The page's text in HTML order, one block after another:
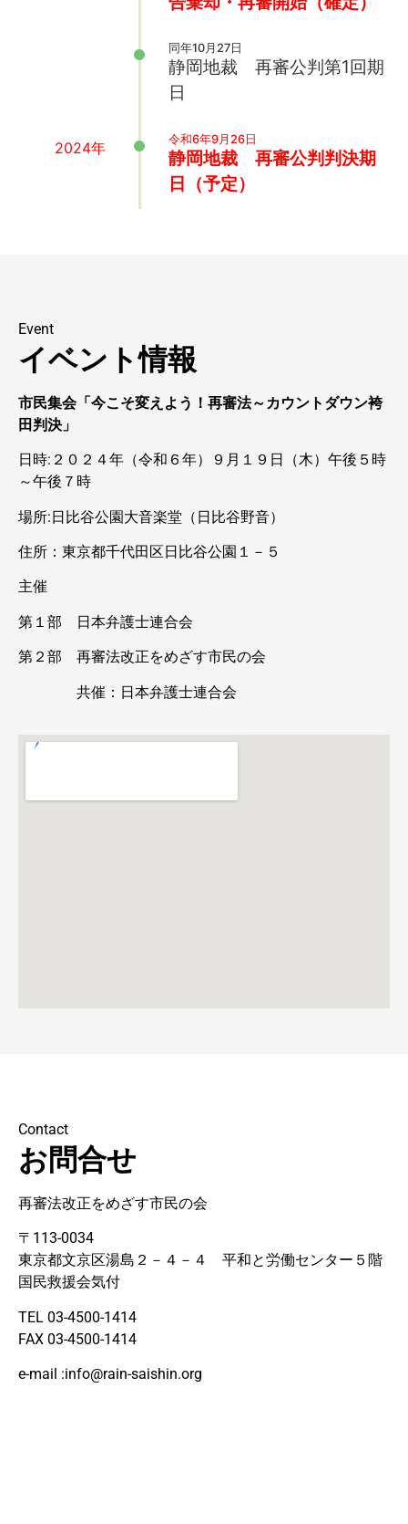
同年10月27日
静岡地裁 再審公判第1回期
日
2024年 令和6年9月26日
静岡地裁 再審公判判決期
日（予定）
Event
イベント情報
市民集会「今こそ変えよう！再審法～カウントダウン袴
田判決」
日時:２０２４年（令和６年）９月１９日（木）午後５時
～午後７時
場所:日比谷公園大音楽堂（日比谷野音）
住所：東京都千代田区日比谷公園１－５
主催
第１部 日本弁護士連合会
第２部 再審法改正をめざす市民の会
共催：日本弁護士連合会
Contact
お問合せ
再審法改正をめざす市民の会
〒113-0034
東京都文京区湯島２－４－４ 平和と労働センター５階
国民救援会気付
TEL 03-4500-1414
FAX 03-4500-1414
e-mail :info@rain-saishin.org